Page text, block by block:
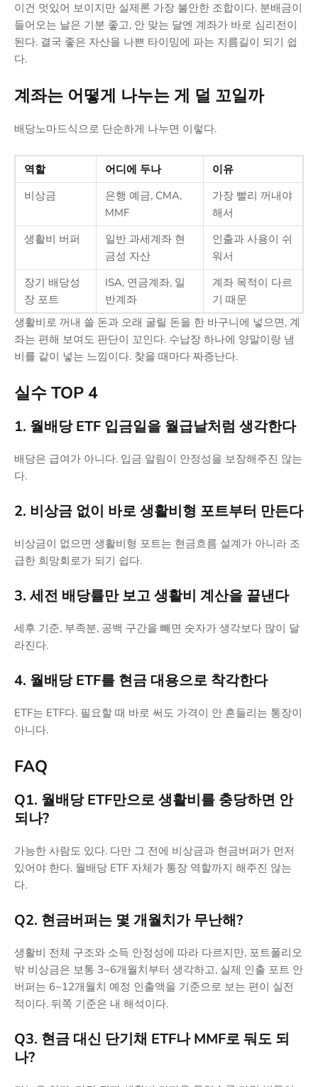
이건 멋있어 보이지만 실제론 가장 불안한 조합이다. 분배금이
들어오는 날은 기분 좋고, 안 맞는 달엔 계좌가 바로 심리전이
된다. 결국 좋은 자산을 나쁜 타이밍에 파는 지름길이 되기 쉽
다.
계좌는 어떻게 나누는 게 덜 꼬일까
배당노마드식으로 단순하게 나누면 이렇다.
역할 어디에 두나
이유
비상금
은행 예금, CMA,
MMF
가장 빨리 꺼내야
해서
생활비 버퍼
일반 과세계좌 현
금성 자산
인출과 사용이 쉬
워서
장기 배당성
장 포트
ISA, 연금계좌, 일
반계좌
계좌 목적이 다르
기 때문
생활비로 꺼내 쓸 돈과 오래 굴릴 돈을 한 바구니에 넣으면, 계
좌는 편해 보여도 판단이 꼬인다. 수납장 하나에 양말이랑 냄
비를 같이 넣는 느낌이다. 찾을 때마다 짜증난다.
실수 TOP 4
1. 월배당 ETF 입금일을 월급날처럼 생각한다
배당은 급여가 아니다. 입금 알림이 안정성을 보장해주진 않는
다.
2. 비상금 없이 바로 생활비형 포트부터 만든다
비상금이 없으면 생활비형 포트는 현금흐름 설계가 아니라 조
급한 희망회로가 되기 쉽다.
3. 세전 배당률만 보고 생활비 계산을 끝낸다
세후 기준, 부족분, 공백 구간을 빼면 숫자가 생각보다 많이 달
라진다.
4. 월배당 ETF를 현금 대용으로 착각한다
ETF는 ETF다. 필요할 때 바로 써도 가격이 안 흔들리는 통장이
아니다.
FAQ
Q1. 월배당 ETF만으로 생활비를 충당하면 안
되나?
가능한 사람도 있다. 다만 그 전에 비상금과 현금버퍼가 먼저
있어야 한다. 월배당 ETF 자체가 통장 역할까지 해주진 않는
다.
Q2. 현금버퍼는 몇 개월치가 무난해?
생활비 전체 구조와 소득 안정성에 따라 다르지만, 포트폴리오
밖 비상금은 보통 3~6개월치부터 생각하고, 실제 인출 포트 안
버퍼는 6~12개월치 예정 인출액을 기준으로 보는 편이 실전
적이다. 뒤쪽 기준은 내 해석이다.
Q3. 현금 대신 단기채 ETF나 MMF로 둬도 되
나?